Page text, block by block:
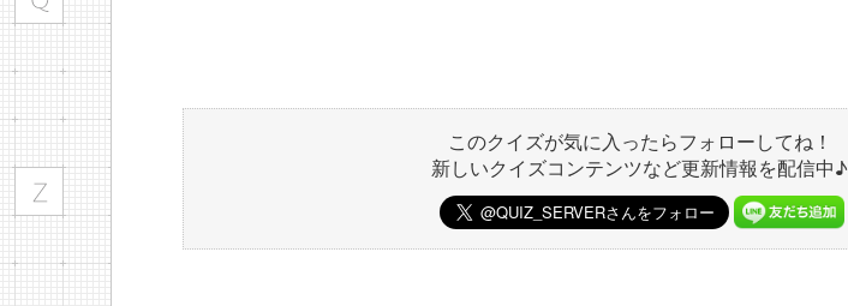
このクイズが気に入ったらフォローしてね！
新しいクイズコンテンツなど更新情報を配信中♪